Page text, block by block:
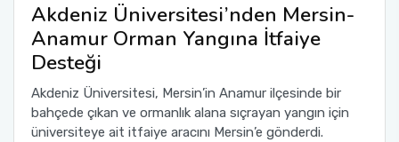
Akdeniz Üniversitesi’nden Mersin-
Anamur Orman Yangına İtfaiye
Desteği
Akdeniz Üniversitesi, Mersin’in Anamur ilçesinde bir
bahçede çıkan ve ormanlık alana sıçrayan yangın için
üniversiteye ait itfaiye aracını Mersin’e gönderdi.